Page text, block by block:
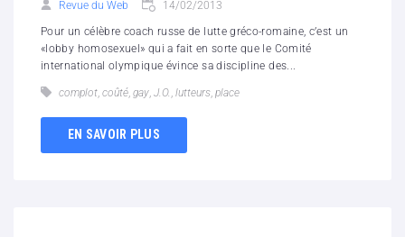
Revue du Web 14/02/2013
Pour un célèbre coach russe de lutte gréco-romaine, c’est un
«lobby homosexuel» qui a fait en sorte que le Comité
international olympique évince sa discipline des...
complot coûté gay J.O. lutteurs place
EN SAVOIR PLUS